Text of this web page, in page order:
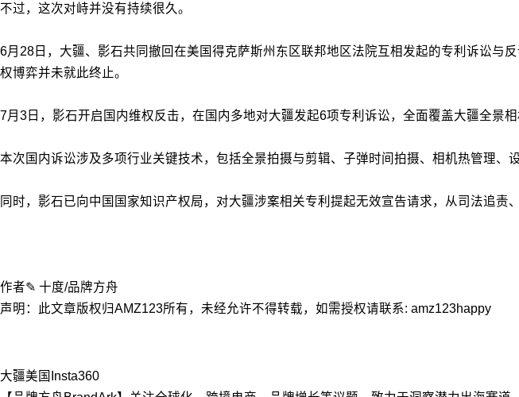
不过，这次对峙并没有持续很久。
6月28日，大疆、影石共同撤回在美国得克萨斯州东区联邦地区法院互相发起的专利诉讼与
权博弈并未就此终止。
7月3日，影石开启国内维权反击，在国内多地对大疆发起6项专利诉讼，全面覆盖大疆全景相
本次国内诉讼涉及多项行业关键技术，包括全景拍摄与剪辑、子弹时间拍摄、相机热管理、
同时，影石已向中国国家知识产权局，对大疆涉案相关专利提起无效宣告请求，从司法追责
作者✎ 十度/品牌方舟
声明：此文章版权归AMZ123所有，未经允许不得转载，如需授权请联系: amz123happy
大疆美国 Insta360